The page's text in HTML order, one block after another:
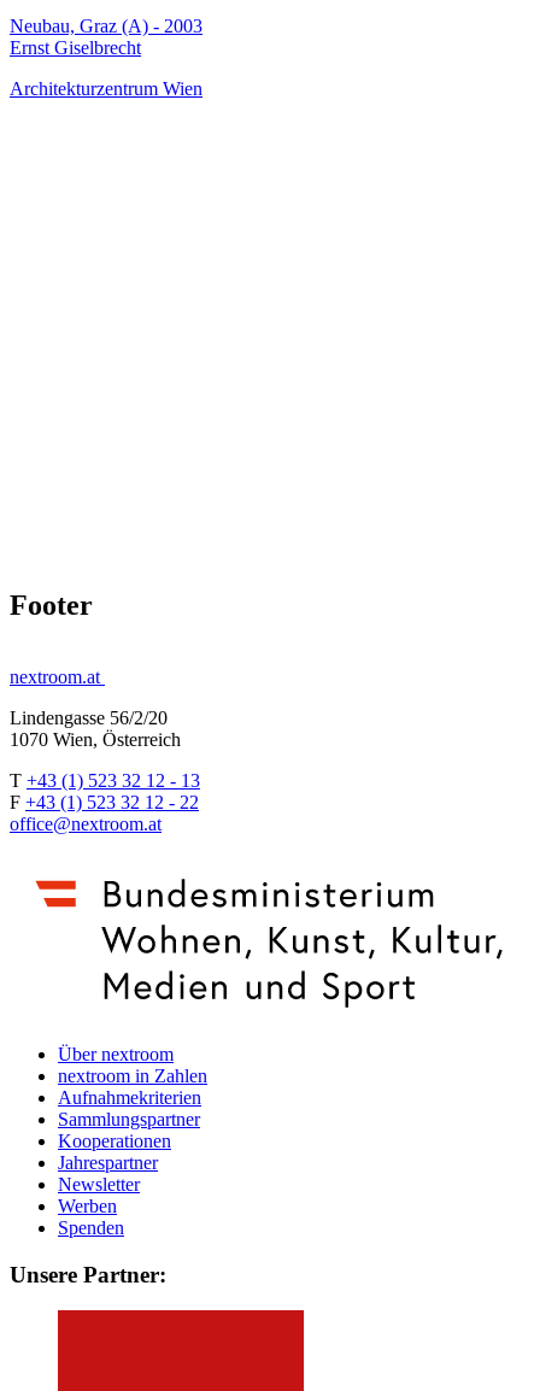
Neubau, Graz (A) - 2003
Ernst Giselbrecht
Architekturzentrum Wien
Footer
nextroom.at
Lindengasse 56/2/20
1070 Wien, Österreich
T +43 (1) 523 32 12 - 13
F +43 (1) 523 32 12 - 22
office@nextroom.at
Über nextroom
nextroom in Zahlen
Aufnahmekriterien
Sammlungspartner
Kooperationen
Jahrespartner
Newsletter
Werben
Spenden
Unsere Partner: